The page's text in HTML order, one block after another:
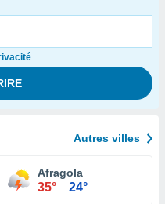
Autres villes
Afragola
35° 24°